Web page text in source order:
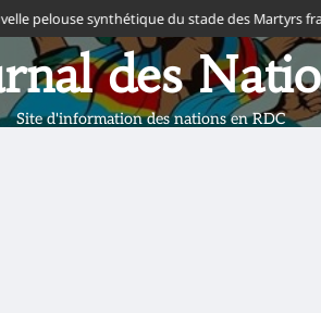
pelouse synthétique du stade des Martyrs
des
Site d'information des nations en RDC